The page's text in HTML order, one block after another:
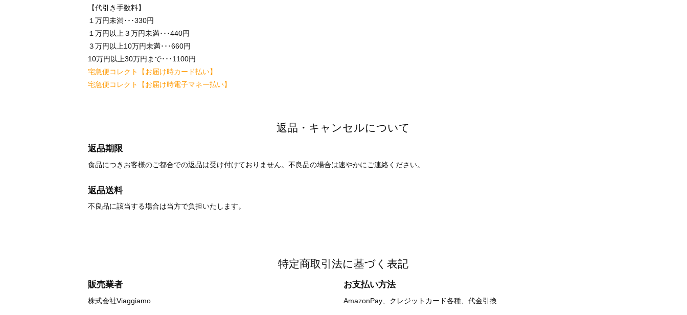
【代引き手数料】
１万円未満･･･330円
１万円以上３万円未満･･･440円
３万円以上10万円未満･･･660円
10万円以上30万円まで･･･1100円
宅急便コレクト【お届け時カード払い】
宅急便コレクト【お届け時電子マネー払い】
返品・キャンセルについて
返品期限
食品につきお客様のご都合での返品は受け付けておりません。不良品の場合は速やかにご連絡ください。
返品送料
不良品に該当する場合は当方で負担いたします。
特定商取引法に基づく表記
販売業者
株式会社Viaggiamo
お支払い方法
AmazonPay、クレジットカード各種、代金引換